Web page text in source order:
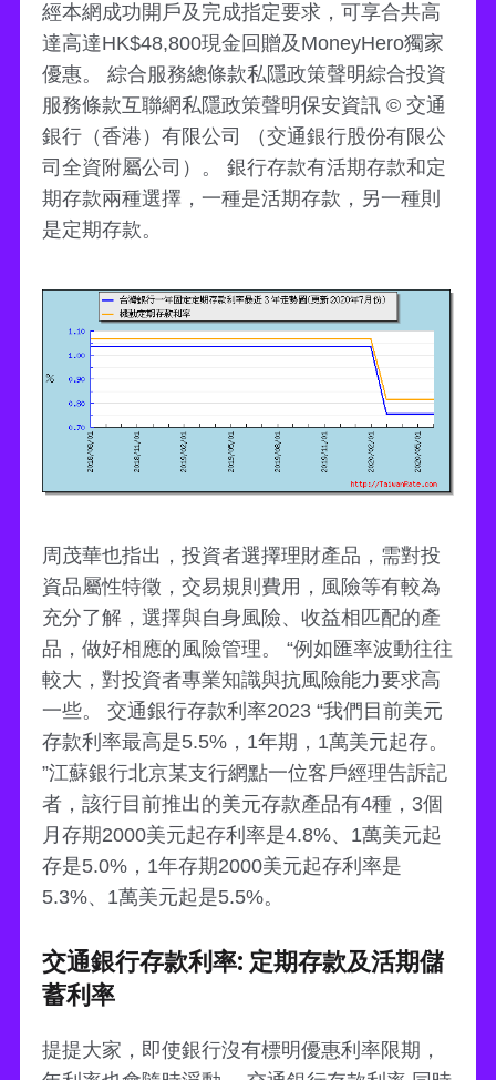
經本網成功開戶及完成指定要求，可享合共高
達高達HK$48,800現金回贈及MoneyHero獨家
優惠。 綜合服務總條款私隱政策聲明綜合投資
服務條款互聯網私隱政策聲明保安資訊 © 交通
銀行（香港）有限公司 （交通銀行股份有限公
司全資附屬公司）。 銀行存款有活期存款和定
期存款兩種選擇，一種是活期存款，另一種則
是定期存款。
周茂華也指出，投資者選擇理財產品，需對投
資品屬性特徵，交易規則費用，風險等有較為
充分了解，選擇與自身風險、收益相匹配的產
品，做好相應的風險管理。 “例如匯率波動往往
較大，對投資者專業知識與抗風險能力要求高
一些。 交通銀行存款利率2023 “我們目前美元
存款利率最高是5.5%，1年期，1萬美元起存。
”江蘇銀行北京某支行網點一位客戶經理告訴記
者，該行目前推出的美元存款產品有4種，3個
月存期2000美元起存利率是4.8%、1萬美元起
存是5.0%，1年存期2000美元起存利率是
5.3%、1萬美元起是5.5%。
交通銀行存款利率: 定期存款及活期儲
蓄利率
提提大家，即使銀行沒有標明優惠利率限期，